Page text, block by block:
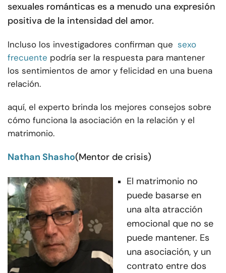
sexuales románticas es a menudo una expresión
positiva de la intensidad del amor.
Incluso los investigadores confirman que sexo
frecuente podría ser la respuesta para mantener
los sentimientos de amor y felicidad en una buena
relación.
aquí, el experto brinda los mejores consejos sobre
cómo funciona la asociación en la relación y el
matrimonio.
Nathan Shasho(Mentor de crisis)
El matrimonio no
puede basarse en
una alta atracción
emocional que no se
puede mantener. Es
una asociación, y un
contrato entre dos